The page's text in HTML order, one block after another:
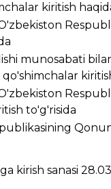
kiritish
munosabati
to'g'risida
kirish sanasi